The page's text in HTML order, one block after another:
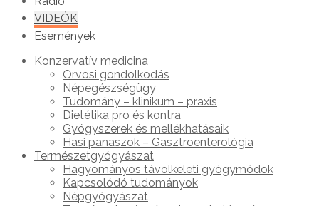
VIDEÓK
Események
Konzervatív medicina
Orvosi gondolkodás
Népegészségügy
Tudomány – klinikum – praxis
Dietétika pro és kontra
Gyógyszerek és mellékhatásaik
Hasi panaszok – Gasztroenterológia
Természetgyógyászat
Hagyományos távolkeleti gyógymódok
Kapcsolódó tudományok
Népgyógyászat